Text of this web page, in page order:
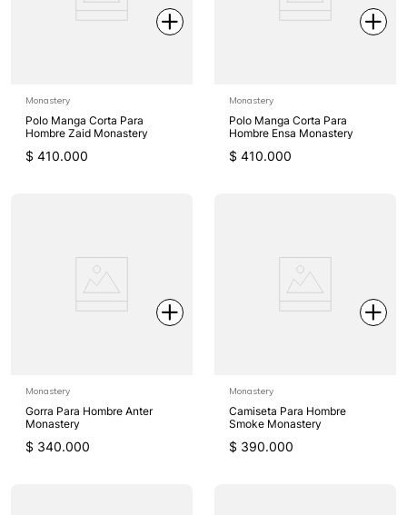
Monastery
Polo Manga Corta Para
Hombre Zaid Monastery
$ 410.000
Monastery
Polo Manga Corta Para
Hombre Ensa Monastery
$ 410.000
Monastery
Gorra Para Hombre Anter
Monastery
$ 340.000
Monastery
Camiseta Para Hombre
Smoke Monastery
$ 390.000